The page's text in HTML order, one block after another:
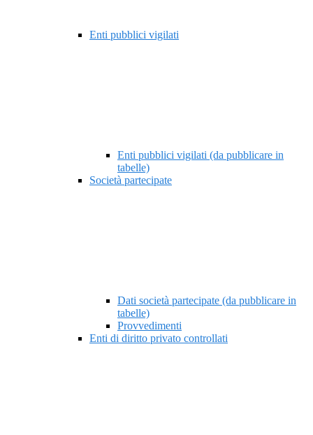
Enti pubblici vigilati
Enti pubblici vigilati (da pubblicare in
tabelle)
Società partecipate
Dati società partecipate (da pubblicare in
tabelle)
Provvedimenti
Enti di diritto privato controllati